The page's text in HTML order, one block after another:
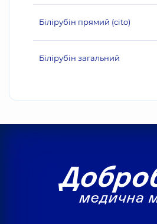
Білірубін прямий (cito)
Білірубін загальний